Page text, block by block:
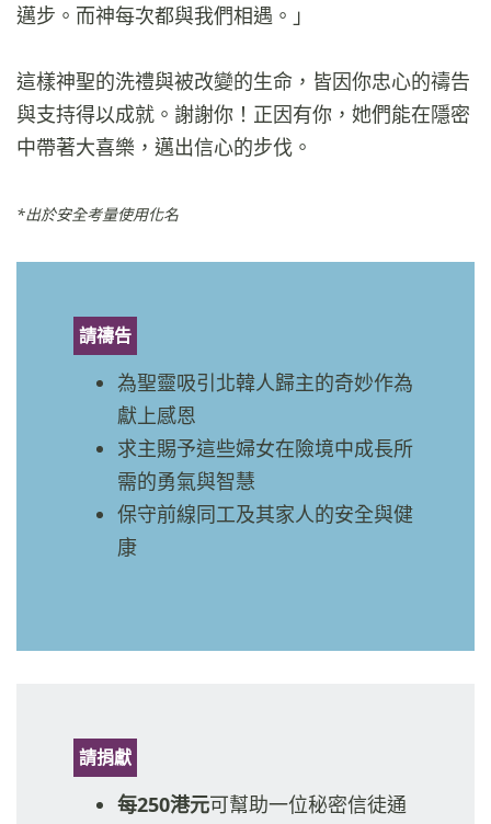
邁步。而神每次都與我們相遇。」
這樣神聖的洗禮與被改變的生命，皆因你忠心的禱告
與支持得以成就。謝謝你！正因有你，她們能在隱密
中帶著大喜樂，邁出信心的步伐。
*出於安全考量使用化名
請禱告
為聖靈吸引北韓人歸主的奇妙作為
獻上感恩
求主賜予這些婦女在險境中成長所
需的勇氣與智慧
保守前線同工及其家人的安全與健
康
請捐獻
每250港元可幫助一位秘密信徒通